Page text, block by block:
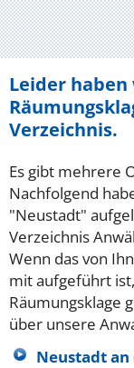
Leider
Verzeichnis.
Es gibt mehrere
Nachfolgend
"Neustadt"
Verzeichnis
Wenn das von
mit aufgeführt
Räumungsklage
über unsere
Neustadt